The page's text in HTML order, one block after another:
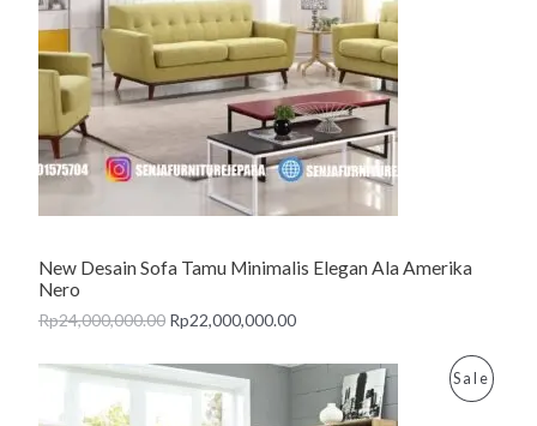
New Desain Sofa Tamu Minimalis Elegan Ala Amerika
Nero
Rp24,000,000.00 Rp22,000,000.00
Sale P